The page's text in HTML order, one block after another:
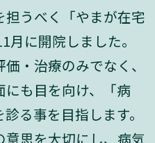
うべく「やまが在宅
に開院しました。
・治療のみでなく、
も目を向け、「病
る事を目指します。
思を大切にし、病気